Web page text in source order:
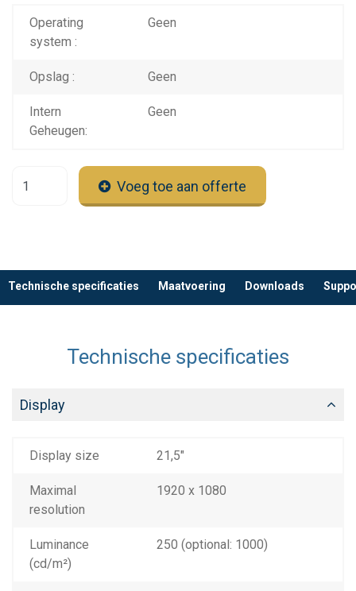
Operating
system :
Geen
Opslag : Geen
Intern
Geheugen:
Geen
Voeg toe aan offerte
Technische specificaties Maatvoering Downloads
Technische specificaties
Display
Display size 21,5"
Maximal
resolution
1920 x 1080
Luminance
(cd/m²)
250 (optional: 1000)